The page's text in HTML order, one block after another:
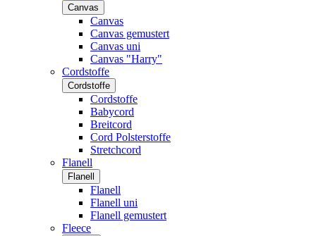
Canvas
Canvas
Canvas gemustert
Canvas uni
Canvas "Harry"
Cordstoffe
Cordstoffe
Cordstoffe
Babycord
Breitcord
Cord Polsterstoffe
Stretchcord
Flanell
Flanell
Flanell
Flanell uni
Flanell gemustert
Fleece